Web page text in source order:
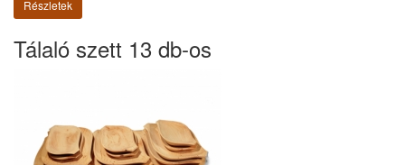
Részletek
Tálaló szett 13 db-os